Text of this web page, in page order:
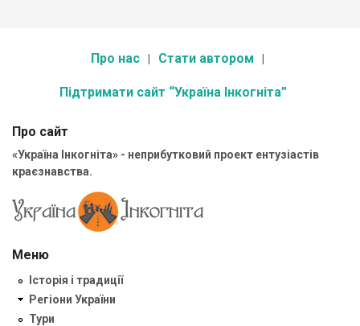
Про нас Стати автором
Підтримати сайт “Україна Інкогніта”
Про сайт
«Україна Інкогніта» - неприбутковий проект ентузіастів
краєзнавства.
Меню
Історія і традиції
Регіони України
Тури